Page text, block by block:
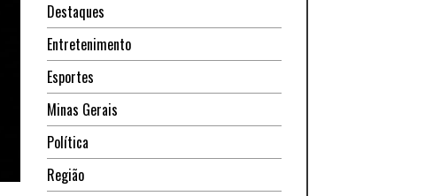
Destaques
Entretenimento
Esportes
Minas Gerais
Política
Região